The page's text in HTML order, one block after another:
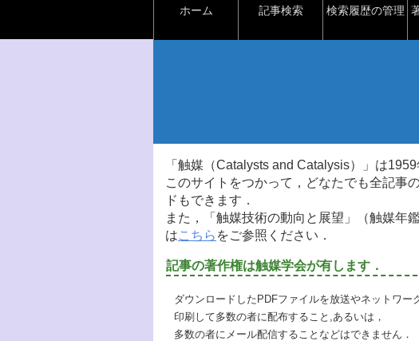
ホーム 記事検索 検索履歴の管理
「触媒（Catalysts and Catalysis）」は
このサイトをつかって，どなたでも全記事
ドもできます．
また，「触媒技術の動向と展望」（触媒年
はこちら をご参照ください．
記事の著作権は触媒学会が有します．
ダウンロードしたPDFファイルを放送やネットワ
印刷して多数の者に配布すること,あるいは，
多数の者にメール配信することなどはできません．